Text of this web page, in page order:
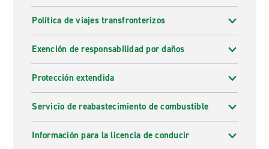
Política de viajes transfronterizos
Exención de responsabilidad por daños
Protección extendida
Servicio de reabastecimiento de combustible
Información para la licencia de conducir